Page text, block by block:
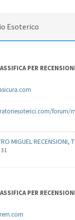
Esoterico
PER
forum/
MIGUEL RECENSIONI,
31
PER